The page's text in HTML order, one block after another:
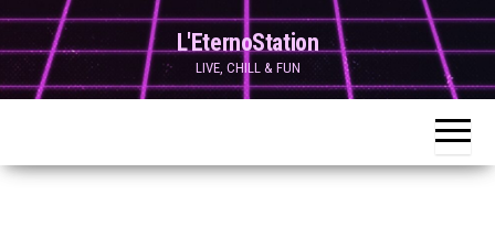
Skip
to
content
L'EternoStation
LIVE, CHILL & FUN